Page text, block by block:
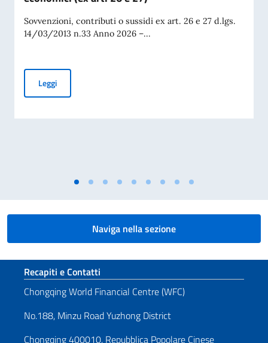
Sovvenzioni, contributi o sussidi ex art. 26 e 27 d.lgs.
14/03/2013 n.33 Anno 2026 –...
LeggiSovvenzioni, contributi, sussidi, vantaggi economici (ex art.
Naviga nella sezione
Sezione footer
Recapiti e Contatti
Chongqing World Financial Centre (WFC)
No.188, Minzu Road Yuzhong District
Chongqing 400010, Repubblica Popolare Cinese